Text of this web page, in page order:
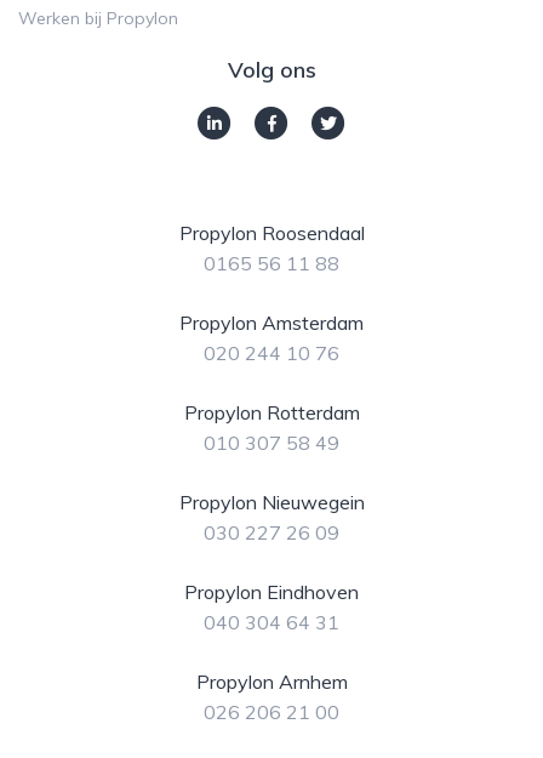
Werken bij Propylon
Volg ons
Propylon Roosendaal
0165 56 11 88
Propylon Amsterdam
020 244 10 76
Propylon Rotterdam
010 307 58 49
Propylon Nieuwegein
030 227 26 09
Propylon Eindhoven
040 304 64 31
Propylon Arnhem
026 206 21 00